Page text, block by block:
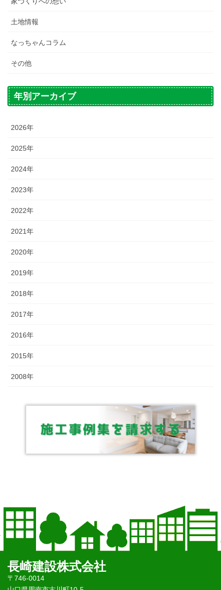
土地情報
なっちゃんコラム
その他
年別アーカイブ
2026年
2025年
2024年
2023年
2022年
2021年
2020年
2019年
2018年
2017年
2016年
2015年
2008年
長崎建設株式会社
〒746-0014